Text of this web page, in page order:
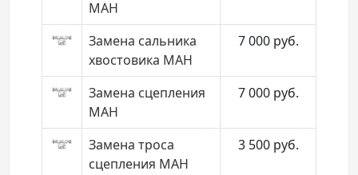
МАН
Замена сальника
хвостовика МАН
7 000 руб.
Замена сцепления
МАН
7 000 руб.
Замена троса
сцепления МАН
3 500 руб.